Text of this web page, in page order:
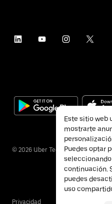
© 2026 Uber Technologies Inc.
Privacidad
Este sitio web
mostrarte
Puedes optar
continuación.
puedes
uso